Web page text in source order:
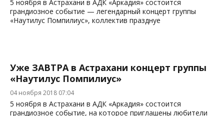
5 ноября в Астрахани в АДК «Аркадия» состоится
грандиозное событие — легендарный концерт группы
«Наутилус Помпилиус», коллектив празднуе
Уже ЗАВТРА в Астрахани концерт группы
«Наутилус Помпилиус»
04 ноября 2018 07:04
5 ноября в Астрахани в АДК «Аркадия» состоится
грандиозное событие, на которое приглашены любители